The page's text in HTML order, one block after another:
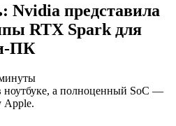
Nvidia представила
RTX Spark для
ПК
ноутбуке, а полноценный SoC —
Apple.